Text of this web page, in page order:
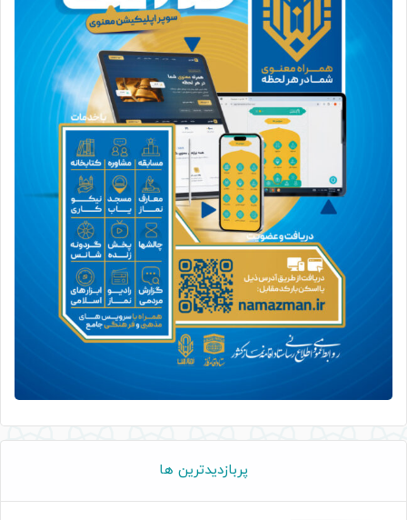
پربازدیدترین ها